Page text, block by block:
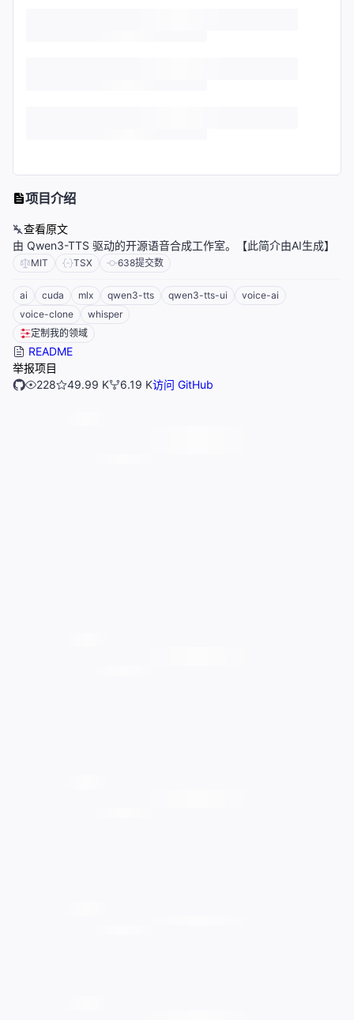
项目介绍
查看原文
由 Qwen3-TTS 驱动的开源语音合成工作室。【此简介由AI生成】
MIT TSX 638提交数
ai cuda mlx qwen3-tts qwen3-tts-ui
voice-ai
voice-clone
whisper
定制我的领域
README
举报项目
228
49.99 K 6.19 K访问 GitHub